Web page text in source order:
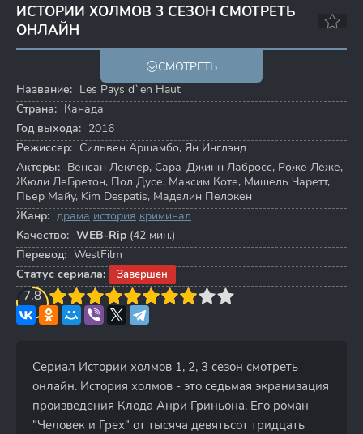
ИСТОРИИ ХОЛМОВ 3 СЕЗОН СМОТРЕТЬ
ОНЛАЙН
СМОТРЕТЬ
Название: Les Pays d`en Haut
Страна: Канада
Год выхода: 2016
Режиссер: Сильвен Аршамбо, Ян Инглэнд
Актеры: Венсан Леклер, Сара-Джинн Лабросс, Роже Леже,
Жюли ЛеБретон, Пол Дусе, Максим Коте, Мишель Чаретт,
Пьер Майу, Kim Despatis, Маделин Пелокен
Жанр: драма история криминал
Качество: WEB-Rip (42 мин.)
Перевод: WestFilm
Статус сериала:
Завершён
7.8
4 5 6 7 8 9 10
Сериал Истории холмов 1, 2, 3 сезон смотреть
онлайн. История холмов - это седьмая экранизация
произведения Клода Анри Гриньона. Его роман
"Человек и Грех" от тысяча девятьсот тридцать